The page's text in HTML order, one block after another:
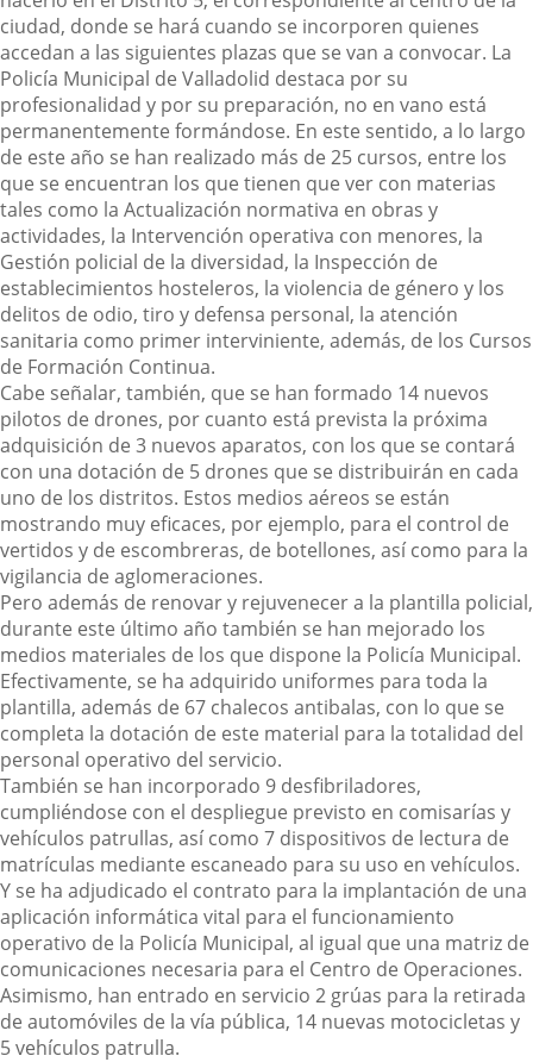
ciudad, donde se hará cuando se incorporen quienes
accedan a las siguientes plazas que se van a convocar. La
Policía Municipal de Valladolid destaca por su
profesionalidad y por su preparación, no en vano está
permanentemente formándose. En este sentido, a lo largo
de este año se han realizado más de 25 cursos, entre los
que se encuentran los que tienen que ver con materias
tales como la Actualización normativa en obras y
actividades, la Intervención operativa con menores, la
Gestión policial de la diversidad, la Inspección de
establecimientos hosteleros, la violencia de género y los
delitos de odio, tiro y defensa personal, la atención
sanitaria como primer interviniente, además, de los Cursos
de Formación Continua.
Cabe señalar, también, que se han formado 14 nuevos
pilotos de drones, por cuanto está prevista la próxima
adquisición de 3 nuevos aparatos, con los que se contará
con una dotación de 5 drones que se distribuirán en cada
uno de los distritos. Estos medios aéreos se están
mostrando muy eficaces, por ejemplo, para el control de
vertidos y de escombreras, de botellones, así como para la
vigilancia de aglomeraciones.
Pero además de renovar y rejuvenecer a la plantilla policial,
durante este último año también se han mejorado los
medios materiales de los que dispone la Policía Municipal.
Efectivamente, se ha adquirido uniformes para toda la
plantilla, además de 67 chalecos antibalas, con lo que se
completa la dotación de este material para la totalidad del
personal operativo del servicio.
También se han incorporado 9 desfibriladores,
cumpliéndose con el despliegue previsto en comisarías y
vehículos patrullas, así como 7 dispositivos de lectura de
matrículas mediante escaneado para su uso en vehículos.
Y se ha adjudicado el contrato para la implantación de una
aplicación informática vital para el funcionamiento
operativo de la Policía Municipal, al igual que una matriz de
comunicaciones necesaria para el Centro de Operaciones.
Asimismo, han entrado en servicio 2 grúas para la retirada
de automóviles de la vía pública, 14 nuevas motocicletas y
5 vehículos patrulla.